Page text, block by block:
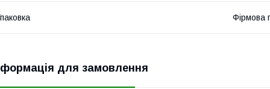
Фірмова
для замовлення